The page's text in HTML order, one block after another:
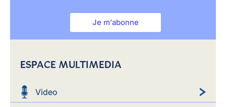
Je m'abonne
ESPACE MULTIMEDIA
Video